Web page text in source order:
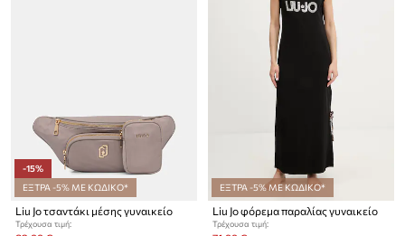
-15%
ΕΞΤΡΑ -5% ΜΕ ΚΩΔΙΚΟ*
Liu Jo τσαντάκι μέσης γυναικείο
Τρέχουσα τιμή:
ΕΞΤΡΑ -5% ΜΕ ΚΩΔΙΚΟ*
Liu Jo φόρεμα παραλίας γυναικείο
Τρέχουσα τιμή: